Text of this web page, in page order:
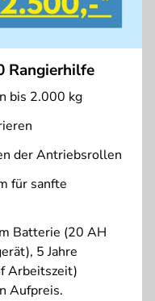
Rangierhilfe
bis 2.000 kg
der Antriebsrollen
für sanfte
Batterie (20 AH
5 Jahre
Arbeitszeit)
Aufpreis.